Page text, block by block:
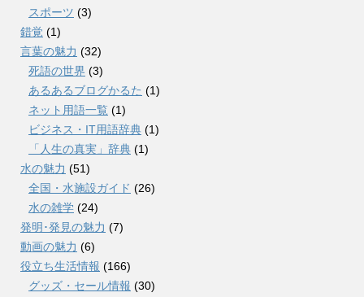
スポーツ (3)
錯覚 (1)
言葉の魅力 (32)
死語の世界 (3)
あるあるブログかるた (1)
ネット用語一覧 (1)
ビジネス・IT用語辞典 (1)
「人生の真実」辞典 (1)
水の魅力 (51)
全国・水施設ガイド (26)
水の雑学 (24)
発明･発見の魅力 (7)
動画の魅力 (6)
役立ち生活情報 (166)
グッズ・セール情報 (30)